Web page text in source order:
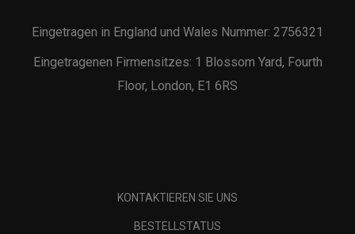
Eingetragen in England und Wales Nummer: 2756321
Eingetragenen Firmensitzes: 1 Blossom Yard, Fourth
Floor, London, E1 6RS
KONTAKTIEREN SIE UNS
BESTELLSTATUS